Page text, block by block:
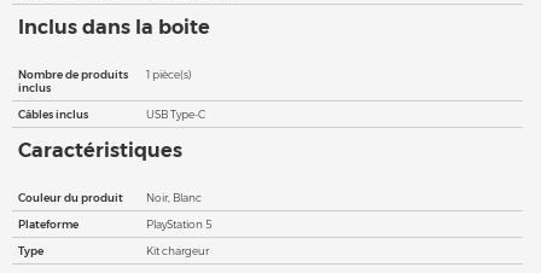
Inclus dans la boite
Nombre de produits
inclus
1 pièce(s)
Câbles inclus USB Type-C
Caractéristiques
Couleur du produit
Noir, Blanc
Plateforme
PlayStation 5
Type
Kit chargeur